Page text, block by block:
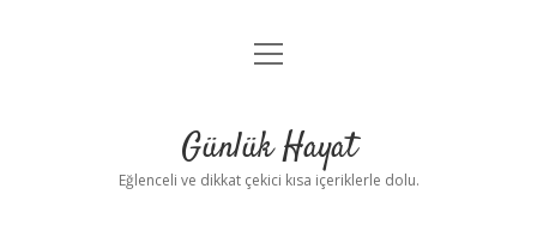
Anasayfa
Yasal Uyarı
menüyü
Günlük Hayat
Eğlenceli ve dikkat çekici kısa içeriklerle dolu.